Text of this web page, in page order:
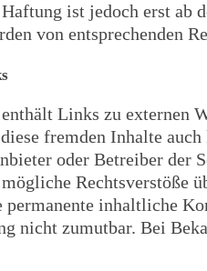
ist jedoch erst ab
von entsprechenden
Links zu externen
fremden Inhalte
oder Betreiber der
Rechtsverstöße
permanente inhaltliche
nicht zumutbar. Bei